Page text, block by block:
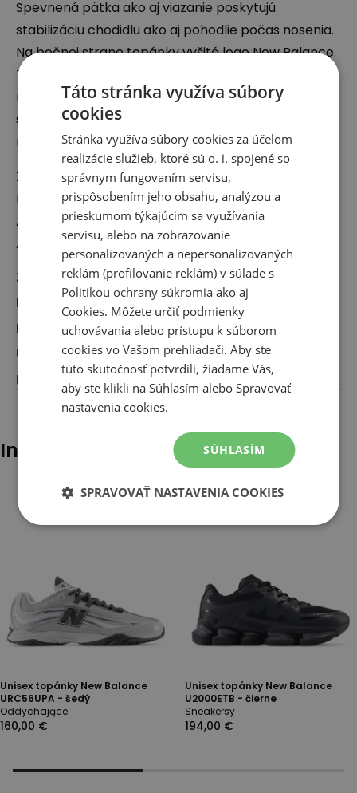
Spevnená pätka ako aj viazanie poskytujú
stabilizáciu chodidlu ako aj pohodlie počas nosenia.
Na bočnej strane topánky vyšité logo New Balance.
Technológie:
medzipodrážky predstavujúca spojenie trvalého
stabilného brehu vyrobeného z polyuretánu a
mäkkej amortizačnej vrstvy EVA.
Zodpovedný subjekt:
New Balance Europe BV
A-Factorij, Pilotenstraat 35 – 45, 1059 CH
Amsterdam, The Netherlands
Značka:New Balance
Druh
Obuv, Sneakersy
Pre koho:Pre neho, Pre ňu
Určenie:Klasické topánky
Farba
Hnedá
Iní klienti tiež pozerali
Unisex topánky New Balance
URC56UPA - šedý
Oddychające
160,00 €
Unisex topánky New Balance
U2000ETB - čierne
Sneakersy
194,00 €
Táto stránka využíva súbory
cookies
Stránka využíva súbory cookies za účelom
realizácie služieb, ktoré sú o. i. spojené so
správnym fungovaním servisu,
prispôsobením jeho obsahu, analýzou a
prieskumom týkajúcim sa využívania
servisu, alebo na zobrazovanie
personalizovaných a nepersonalizovaných
reklám (profilovanie reklám) v súlade s
Politikou ochrany súkromia ako aj
Cookies. Môžete určiť podmienky
uchovávania alebo prístupu k súborom
cookies vo Vašom prehliadači. Aby ste
túto skutočnosť potvrdili, žiadame Vás,
aby ste klikli na Súhlasím alebo Spravovať
nastavenia cookies.
SÚHLASÍM
SPRAVOVAŤ NASTAVENIA COOKIES